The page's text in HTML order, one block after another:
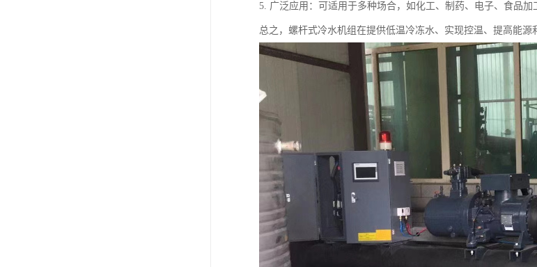
5. 广泛应用：可适用于多种场合，如化工、制药、电子、食品
总之，螺杆式冷水机组在提供低温冷冻水、实现控温、提高能源